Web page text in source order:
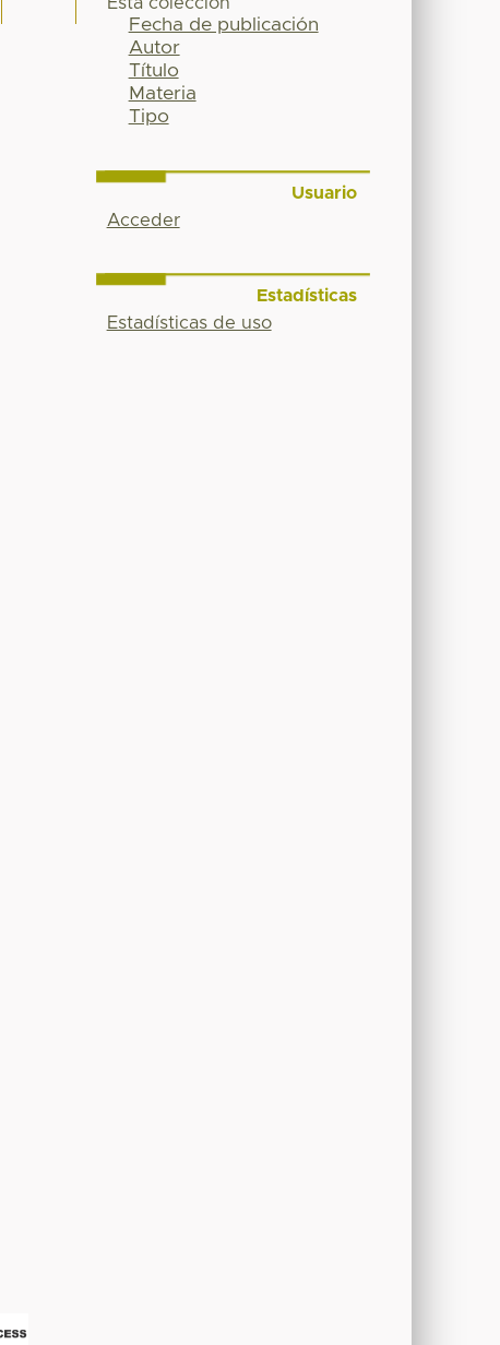
Esta colección
Fecha de publicación
Autor
Título
Materia
Tipo
Usuario
Acceder
Estadísticas
Estadísticas de uso